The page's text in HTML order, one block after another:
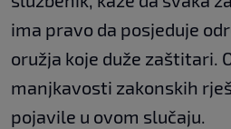
ima pravo da posjeduje
oružja koje duže zaštitari.
manjkavosti zakonskih
pojavile u ovom slučaju.